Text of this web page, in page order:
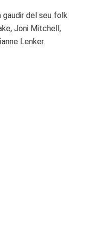
del seu folk
Joni Mitchell,
Lenker.